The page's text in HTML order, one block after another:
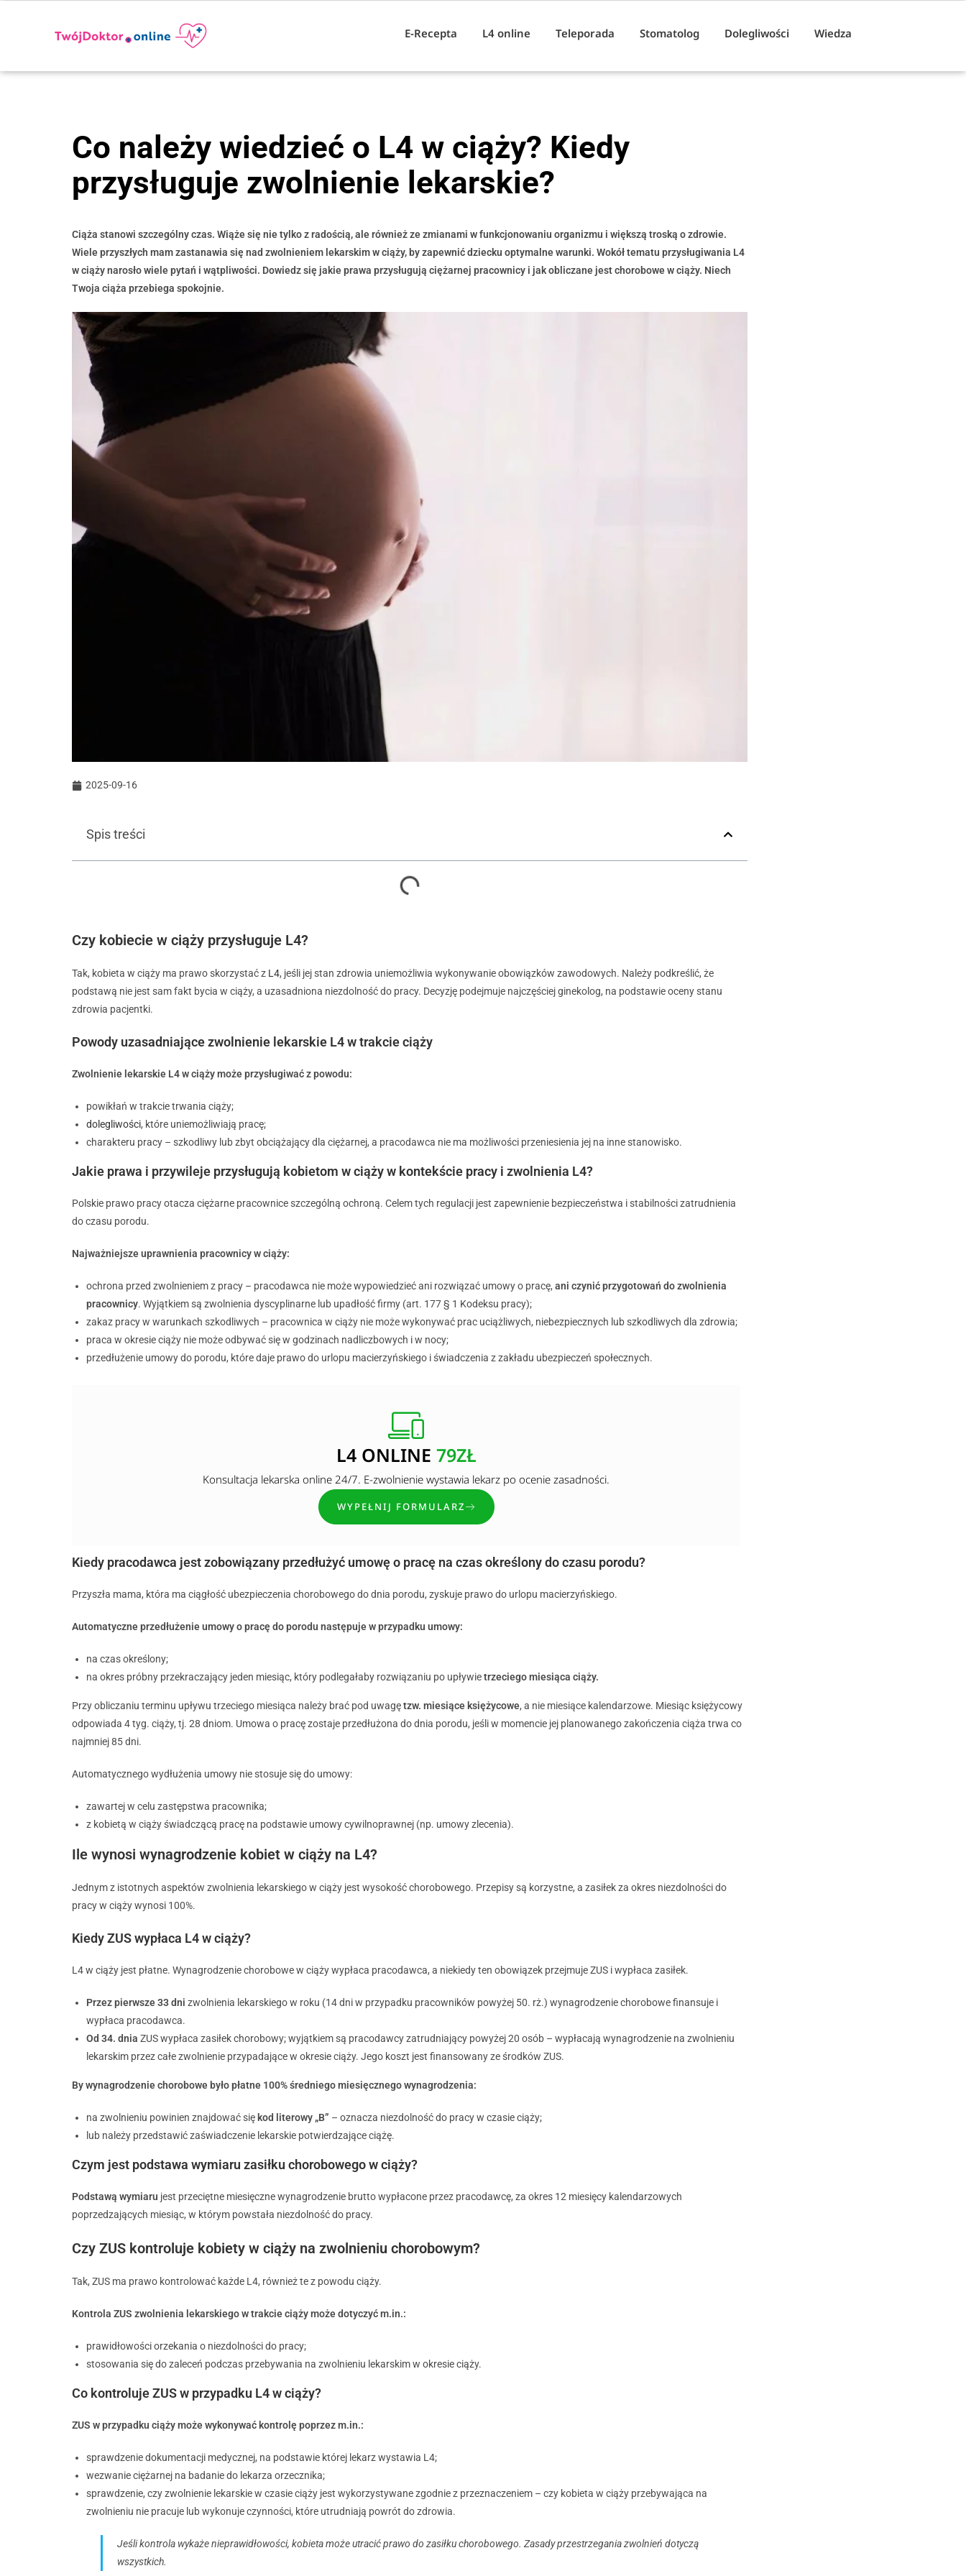
E-Recepta L4 online Teleporada Stomatolog Dolegliwości Wiedza
Co należy wiedzieć o L4 w ciąży? Kiedy
przysługuje zwolnienie lekarskie?
Ciąża stanowi szczególny czas. Wiąże się nie tylko z radością, ale również ze zmianami w funkcjonowaniu organizmu i większą troską o zdrowie.
Wiele przyszłych mam zastanawia się nad zwolnieniem lekarskim w ciąży, by zapewnić dziecku optymalne warunki. Wokół tematu przysługiwania L4
w ciąży narosło wiele pytań i wątpliwości. Dowiedz się jakie prawa przysługują ciężarnej pracownicy i jak obliczane jest chorobowe w ciąży. Niech
Twoja ciąża przebiega spokojnie.
2025-09-16
Spis treści
Czy kobiecie w ciąży przysługuje L4?
Tak, kobieta w ciąży ma prawo skorzystać z L4, jeśli jej stan zdrowia uniemożliwia wykonywanie obowiązków zawodowych. Należy podkreślić, że
podstawą nie jest sam fakt bycia w ciąży, a uzasadniona niezdolność do pracy. Decyzję podejmuje najczęściej ginekolog, na podstawie oceny stanu
zdrowia pacjentki.
Powody uzasadniające zwolnienie lekarskie L4 w trakcie ciąży
Zwolnienie lekarskie L4 w ciąży może przysługiwać z powodu:
powikłań w trakcie trwania ciąży;
dolegliwości, które uniemożliwiają pracę;
charakteru pracy – szkodliwy lub zbyt obciążający dla ciężarnej, a pracodawca nie ma możliwości przeniesienia jej na inne stanowisko.
Jakie prawa i przywileje przysługują kobietom w ciąży w kontekście pracy i zwolnienia L4?
Polskie prawo pracy otacza ciężarne pracownice szczególną ochroną. Celem tych regulacji jest zapewnienie bezpieczeństwa i stabilności zatrudnienia
do czasu porodu.
Najważniejsze uprawnienia pracownicy w ciąży:
ochrona przed zwolnieniem z pracy – pracodawca nie może wypowiedzieć ani rozwiązać umowy o pracę, ani czynić przygotowań do zwolnienia
pracownicy. Wyjątkiem są zwolnienia dyscyplinarne lub upadłość firmy (art. 177 § 1 Kodeksu pracy);
zakaz pracy w warunkach szkodliwych – pracownica w ciąży nie może wykonywać prac uciążliwych, niebezpiecznych lub szkodliwych dla zdrowia;
praca w okresie ciąży nie może odbywać się w godzinach nadliczbowych i w nocy;
przedłużenie umowy do porodu, które daje prawo do urlopu macierzyńskiego i świadczenia z zakładu ubezpieczeń społecznych.
L4 ONLINE 79ZŁ
Konsultacja lekarska online 24/7. E-zwolnienie wystawia lekarz po ocenie zasadności.
WYPEŁNIJ FORMULARZ
Kiedy pracodawca jest zobowiązany przedłużyć umowę o pracę na czas określony do czasu porodu?
Przyszła mama, która ma ciągłość ubezpieczenia chorobowego do dnia porodu, zyskuje prawo do urlopu macierzyńskiego.
Automatyczne przedłużenie umowy o pracę do porodu następuje w przypadku umowy:
na czas określony;
na okres próbny przekraczający jeden miesiąc, który podlegałaby rozwiązaniu po upływietrzeciego miesiąca ciąży.
Przy obliczaniu terminu upływu trzeciego miesiąca należy brać pod uwagętzw. miesiące księżycowe, a nie miesiące kalendarzowe. Miesiąc księżycowy
odpowiada 4 tyg. ciąży, tj. 28 dniom. Umowa o pracę zostaje przedłużona do dnia porodu, jeśli w momencie jej planowanego zakończenia ciąża trwa co
najmniej 85 dni.
Automatycznego wydłużenia umowy nie stosuje się do umowy:
zawartej w celu zastępstwa pracownika;
z kobietą w ciąży świadczącą pracę na podstawie umowy cywilnoprawnej (np. umowy zlecenia).
Ile wynosi wynagrodzenie kobiet w ciąży na L4?
Jednym z istotnych aspektów zwolnienia lekarskiego w ciąży jest wysokość chorobowego. Przepisy są korzystne, a zasiłek za okres niezdolności do
pracy w ciąży wynosi 100%.
Kiedy ZUS wypłaca L4 w ciąży?
L4 w ciąży jest płatne. Wynagrodzenie chorobowe w ciąży wypłaca pracodawca, a niekiedy ten obowiązek przejmuje ZUS i wypłaca zasiłek.
Przez pierwsze 33 dni zwolnienia lekarskiego w roku (14 dni w przypadku pracowników powyżej 50. rż.) wynagrodzenie chorobowe finansuje i
wypłaca pracodawca.
Od 34. dnia ZUS wypłaca zasiłek chorobowy; wyjątkiem są pracodawcy zatrudniający powyżej 20 osób – wypłacają wynagrodzenie na zwolnieniu
lekarskim przez całe zwolnienie przypadające w okresie ciąży. Jego koszt jest finansowany ze środków ZUS.
By wynagrodzenie chorobowe było płatne 100% średniego miesięcznego wynagrodzenia:
na zwolnieniu powinien znajdować się kod literowy „B” – oznacza niezdolność do pracy w czasie ciąży;
lub należy przedstawić zaświadczenie lekarskie potwierdzające ciążę.
Czym jest podstawa wymiaru zasiłku chorobowego w ciąży?
Podstawą wymiaru jest przeciętne miesięczne wynagrodzenie brutto wypłacone przez pracodawcę, za okres 12 miesięcy kalendarzowych
poprzedzających miesiąc, w którym powstała niezdolność do pracy.
Czy ZUS kontroluje kobiety w ciąży na zwolnieniu chorobowym?
Tak, ZUS ma prawo kontrolować każde L4, również te z powodu ciąży.
Kontrola ZUS zwolnienia lekarskiego w trakcie ciąży może dotyczyć m.in.:
prawidłowości orzekania o niezdolności do pracy;
stosowania się do zaleceń podczas przebywania na zwolnieniu lekarskim w okresie ciąży.
Co kontroluje ZUS w przypadku L4 w ciąży?
ZUS w przypadku ciąży może wykonywać kontrolę poprzez m.in.:
sprawdzenie dokumentacji medycznej, na podstawie której lekarz wystawia L4;
wezwanie ciężarnej na badanie do lekarza orzecznika;
sprawdzenie, czy zwolnienie lekarskie w czasie ciąży jest wykorzystywane zgodnie z przeznaczeniem – czy kobieta w ciąży przebywająca na
zwolnieniu nie pracuje lub wykonuje czynności, które utrudniają powrót do zdrowia.
Jeśli kontrola wykaże nieprawidłowości, kobieta może utracić prawo do zasiłku chorobowego. Zasady przestrzegania zwolnień dotyczą
wszystkich.